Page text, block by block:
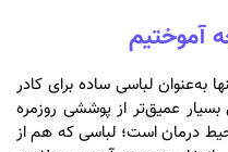
آموختیم
لباسی ساده برای کادر
عمیق‌تر از پوششی روزمره
درمان است؛ لباسی که هم از